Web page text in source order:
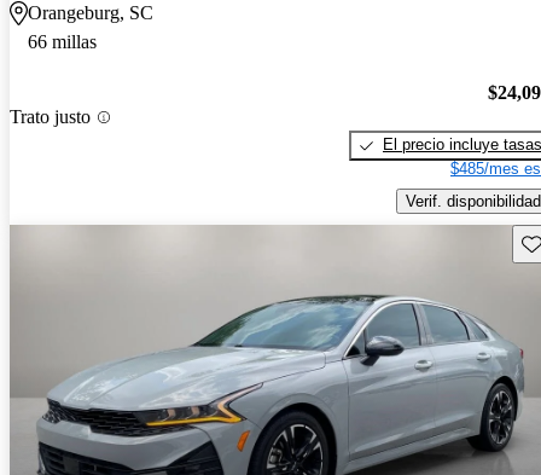
Orangeburg, SC
66 millas
Trato justo
El precio incluye tasas
$485/mes
Verif. disponibilidad